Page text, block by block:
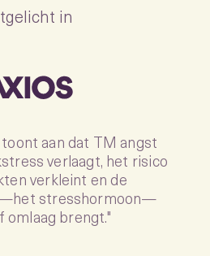
in
aan dat TM angst
verlaagt, het risico
verkleint en de
stresshormoon—
brengt."